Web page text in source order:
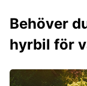
Behöver
hyrbil för